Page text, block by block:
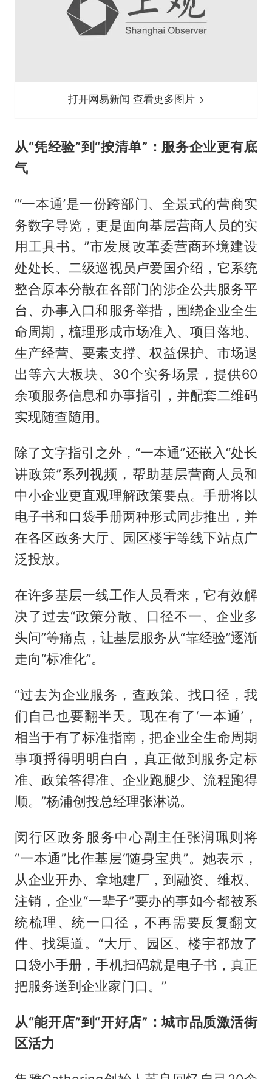
打开网易新闻 查看更多图片
从“凭经验”到“按清单”：服务企业更有底
气
“‘一本通’是一份跨部门、全景式的营商实
务数字导览，更是面向基层营商人员的实
用工具书。”市发展改革委营商环境建设
处处长、二级巡视员卢爱国介绍，它系统
整合原本分散在各部门的涉企公共服务平
台、办事入口和服务举措，围绕企业全生
命周期，梳理形成市场准入、项目落地、
生产经营、要素支撑、权益保护、市场退
出等六大板块、30个实务场景，提供60
余项服务信息和办事指引，并配套二维码
实现随查随用。
除了文字指引之外，“一本通”还嵌入“处长
讲政策”系列视频，帮助基层营商人员和
中小企业更直观理解政策要点。手册将以
电子书和口袋手册两种形式同步推出，并
在各区政务大厅、园区楼宇等线下站点广
泛投放。
在许多基层一线工作人员看来，它有效解
决了过去“政策分散、口径不一、企业多
头问”等痛点，让基层服务从“靠经验”逐渐
走向“标准化”。
“过去为企业服务，查政策、找口径，我
们自己也要翻半天。现在有了‘一本通’，
相当于有了标准指南，把企业全生命周期
事项捋得明明白白，真正做到服务定标
准、政策答得准、企业跑腿少、流程跑得
顺。”杨浦创投总经理张淋说。
闵行区政务服务中心副主任张润珮则将
“一本通”比作基层“随身宝典”。她表示，
从企业开办、拿地建厂，到融资、维权、
注销，企业“一辈子”要办的事如今都被系
统梳理、统一口径，不再需要反复翻文
件、找渠道。“大厅、园区、楼宇都放了
口袋小手册，手机扫码就是电子书，真正
把服务送到企业家门口。”
从“能开店”到“开好店”：城市品质激活街
区活力